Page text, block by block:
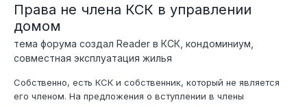
Права не члена КСК в управлении
домом
тема форума создал Reader в КСК, кондоминиум,
совместная эксплуатация жилья
Собственно, есть КСК и собственник, который не является
его членом. На предложения о вступлении в члены